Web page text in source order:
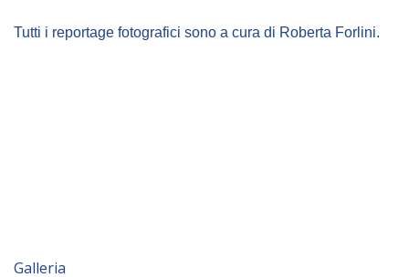
Tutti i reportage fotografici sono a cura di Roberta Forlini.
Galleria